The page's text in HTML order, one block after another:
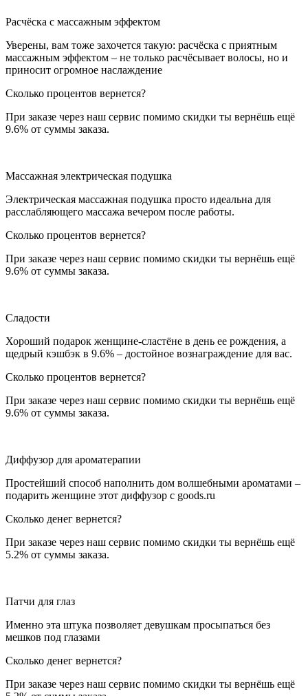
Расчёска с массажным эффектом
Уверены, вам тоже захочется такую: расчёска с приятным
массажным эффектом – не только расчёсывает волосы, но и
приносит огромное наслаждение
Сколько процентов вернется?
При заказе через наш сервис помимо скидки ты вернёшь ещё
9.6% от суммы заказа.
Массажная электрическая подушка
Электрическая массажная подушка просто идеальна для
расслабляющего массажа вечером после работы.
Сколько процентов вернется?
При заказе через наш сервис помимо скидки ты вернёшь ещё
9.6% от суммы заказа.
Сладости
Хороший подарок женщине-сластёне в день ее рождения, а
щедрый кэшбэк в 9.6% – достойное вознаграждение для вас.
Сколько процентов вернется?
При заказе через наш сервис помимо скидки ты вернёшь ещё
9.6% от суммы заказа.
Диффузор для ароматерапии
Простейший способ наполнить дом волшебными ароматами –
подарить женщине этот диффузор с goods.ru
Сколько денег вернется?
При заказе через наш сервис помимо скидки ты вернёшь ещё
5.2% от суммы заказа.
Патчи для глаз
Именно эта штука позволяет девушкам просыпаться без
мешков под глазами
Сколько денег вернется?
При заказе через наш сервис помимо скидки ты вернёшь ещё